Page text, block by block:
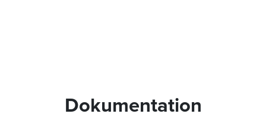
Dokumentation